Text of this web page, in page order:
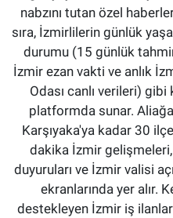
nabzını tutan özel
sıra, İzmirlilerin günlük
durumu (15 günlük
İzmir ezan vakti ve anlık
Odası canlı verileri)
platformda sunar.
Karşıyaka'ya kadar 30
dakika İzmir
duyuruları ve İzmir valisi
ekranlarında yer alır.
destekleyen İzmir iş